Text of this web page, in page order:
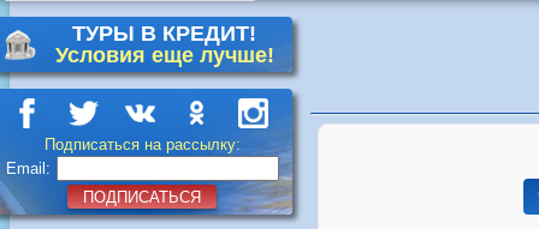
ТУРЫ В КРЕДИТ!
Условия еще лучше!
Подписаться на рассылку:
Email:
ПОДПИСАТЬСЯ